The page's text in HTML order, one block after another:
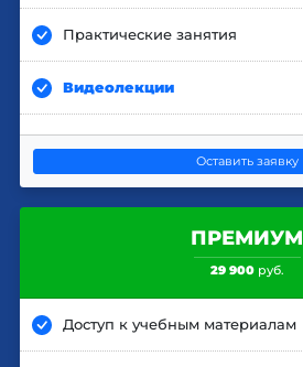
Практические занятия
Видеолекции
Оставить заявку
ПРЕМИУМ
29 900 руб.
Доступ к учебным материалам